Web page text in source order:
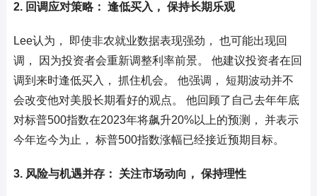
2. 回调应对策略： 逢低买入， 保持长期乐观
Lee认为， 即使非农就业数据表现强劲， 也可能出现回
调， 因为投资者会重新调整利率前景。 他建议投资者在回
调到来时逢低买入， 抓住机会。 他强调， 短期波动并不
会改变他对美股长期看好的观点。 他回顾了自己去年年底
对标普500指数在2023年将飙升20%以上的预测， 并表示
今年迄今为止， 标普500指数涨幅已经接近预期目标。
3. 风险与机遇并存： 关注市场动向， 保持理性